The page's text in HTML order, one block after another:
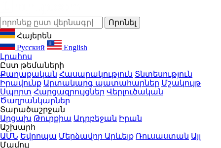
Հայերեն
Русский
English
Լրահոս
Ըստ թեմաների
Քաղաքական Հասարակություն Տնտեսություն
Իրավունք Արտակարգ պատահարներ Մշակույթ
Սպորտ Հարցազրույցներ Վերլուծական
Ծաղրանկարներ
Տարածաշրջան
Արցախ Թուրքիա Ադրբեջան Իրան
Աշխարհ
ԱՄՆ Եվրոպա Մերձավոր Արևելք Ռուսաստան Այլ
Մամուլ